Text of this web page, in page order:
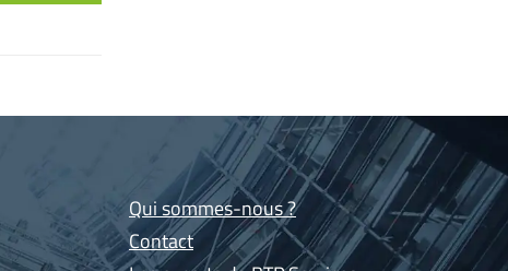
Qui sommes-nous ?
Contact